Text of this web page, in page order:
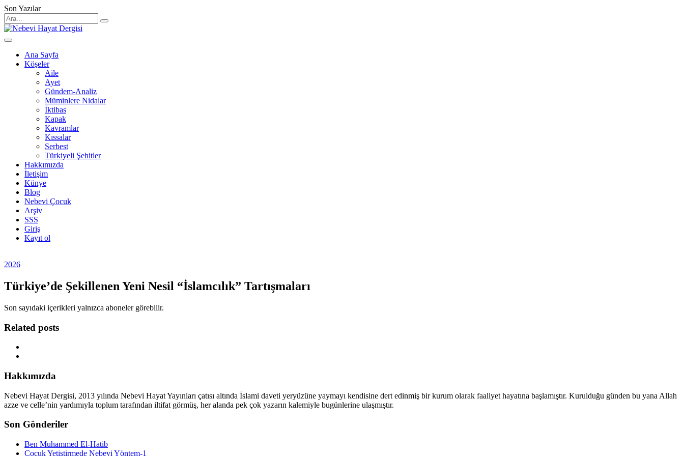
Son Yazılar
Search
for:
Ana Sayfa
Köşeler
Aile
Ayet
Gündem-Analiz
Müminlere Nidalar
İktibas
Kapak
Kavramlar
Kıssalar
Serbest
Türkiyeli Şehitler
Hakkımızda
İletişim
Künye
Blog
Nebevi Çocuk
Arşiv
SSS
Giriş
Kayıt ol
2026
Türkiye’de Şekillenen Yeni Nesil “İslamcılık” Tartışmaları
Son sayıdaki içerikleri yalnızca aboneler görebilir.
Related posts
Hakkımızda
Nebevi Hayat Dergisi, 2013 yılında Nebevi Hayat Yayınları çatısı altında İslami daveti yeryüzüne yaymayı kendisine dert edinmiş bir kurum olarak faaliyet hayatına başlamıştır. Kurulduğu günden bu yana Allah
azze ve celle’nin yardımıyla toplum tarafından iltifat görmüş, her alanda pek çok yazarın kalemiyle bugünlerine ulaşmıştır.
Son Gönderiler
Ben Muhammed El-Hatib
Çocuk Yetiştirmede Nebevi Yöntem-1